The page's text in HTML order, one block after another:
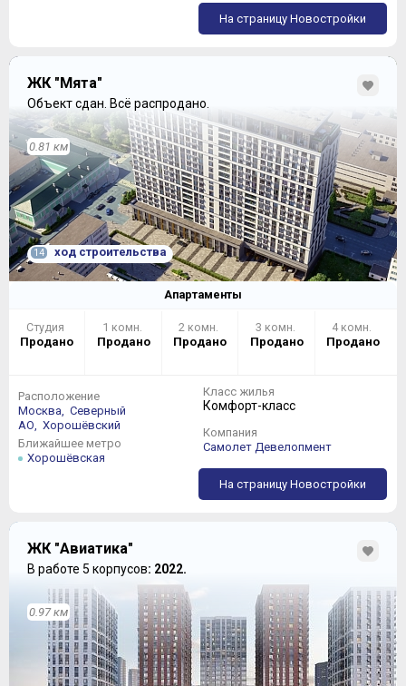
На страницу Новостройки
ЖК "Мята"
Объект сдан. Всё распродано.
0.81 км
14 ход строительства
Апартаменты
Студия
Продано
1 комн.
Продано
2 комн.
Продано
3 комн.
Продано
4 комн.
Продано
Расположение
Москва,
Северный
АО,
Хорошёвский
Ближайшее метро
Хорошёвская
Класс жилья
Комфорт-класс
Компания
Самолет Девелопмент
На страницу Новостройки
ЖК "Авиатика"
В работе 5 корпусов: 2022.
0.97 км